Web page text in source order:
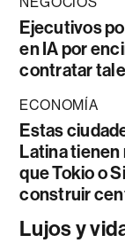
Ejecutivos
en IA por
contratar
ECONOMÍA
Estas
Latina
que Tokio o
construir
Lujos y